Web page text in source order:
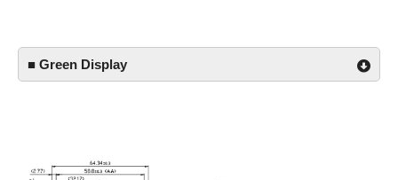
■ Green Display